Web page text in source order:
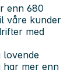
enn 680
våre kunder
med
lovende
har mer enn